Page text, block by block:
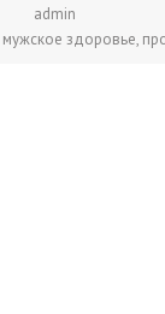
admin
мужское здоровье,